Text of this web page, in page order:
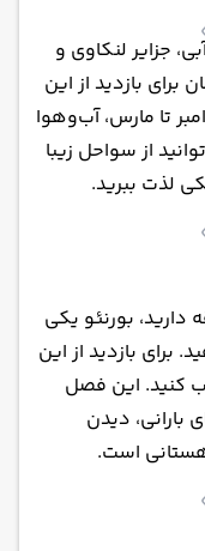
جزایر لنکاوی و
برای بازدید از این
تا مارس، آب‌وهوا
از سواحل زیبا
لذت ببرید.
بورنئو یکی
برای بازدید از این
کنید. این فصل
دیدن
است.